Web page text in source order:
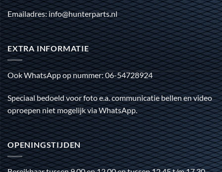
Emailadres: info@hunterparts.nl
EXTRA INFORMATIE
Ook WhatsApp op nummer: 06-54728924
Speciaal bedoeld voor foto e.a. communicatie bellen en video
oproepen niet mogelijk via WhatsApp.
OPENINGSTIJDEN